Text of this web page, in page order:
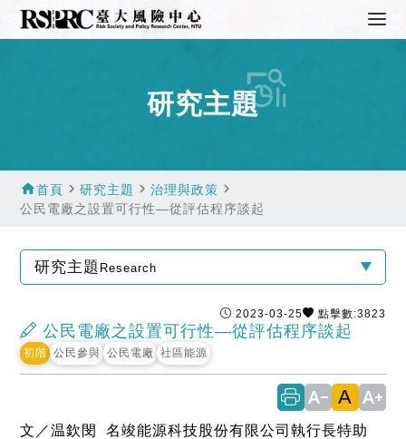
研究主題
home首頁 navigate_next研究主題 navigate_next治理與政策 navigate_next
公民電廠之設置可行性—從評估程序談起
研究主題 Research
2023-03-25 點擊數:3823
公民電廠之設置可行性—從評估程序談起
初階 公民參與 公民電廠 社區能源
text_decrease A text_increase
文／温欽閔 名竣能源科技股份有限公司執行長特助